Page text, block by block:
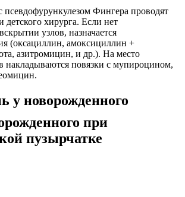
псевдофурункулезом Фингера проводят
детского хирурга. Если нет
узлов, назначается
(оксациллин, амоксициллин +
азитромицин, и др.). На место
накладываются повязки с мупироцином,
при
пузырчатке